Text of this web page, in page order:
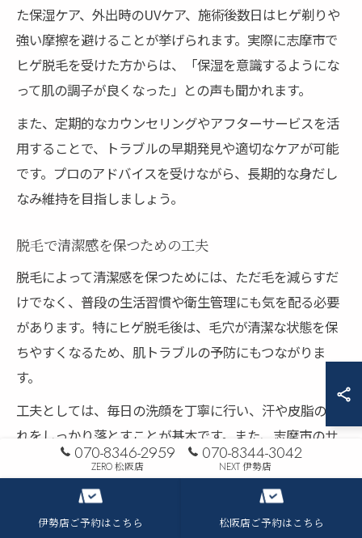
た保湿ケア、外出時のUVケア、施術後数日はヒゲ剃りや
強い摩擦を避けることが挙げられます。実際に志摩市で
ヒゲ脱毛を受けた方からは、「保湿を意識するようにな
って肌の調子が良くなった」との声も聞かれます。
また、定期的なカウンセリングやアフターサービスを活
用することで、トラブルの早期発見や適切なケアが可能
です。プロのアドバイスを受けながら、長期的な身だし
なみ維持を目指しましょう。
脱毛で清潔感を保つための工夫
脱毛によって清潔感を保つためには、ただ毛を減らすだ
けでなく、普段の生活習慣や衛生管理にも気を配る必要
があります。特にヒゲ脱毛後は、毛穴が清潔な状態を保
ちやすくなるため、肌トラブルの予防にもつながりま
す。
工夫としては、毎日の洗顔を丁寧に行い、汗や皮脂の汚
れをしっかり落とすことが基本です。また、志摩市のサ
ロンでは、施術後のケア用品やアドバイスも充実してい
るため、積極的に相談してみると良いでしょう。
清潔感を高めるためには、定期的なサロン通いと自宅で
070-8346-2959
ZERO 松阪店
070-8344-3042
NEXT 伊勢店
伊勢店ご予約はこちら 松阪店ご予約はこちら